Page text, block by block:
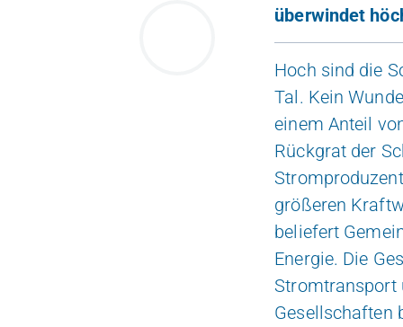
überwindet
Hoch sind die
Tal. Kein
einem Anteil
Rückgrat der
größeren
beliefert
Energie. Die
Stromtransport
Gesellschaften